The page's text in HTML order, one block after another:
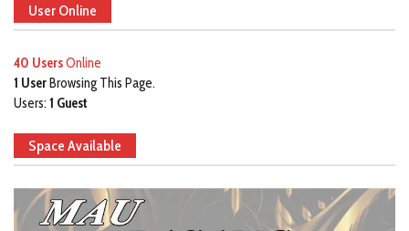
User Online
40 UsersOnline
1 UserBrowsing This Page.
Users: 1 Guest
Space Available